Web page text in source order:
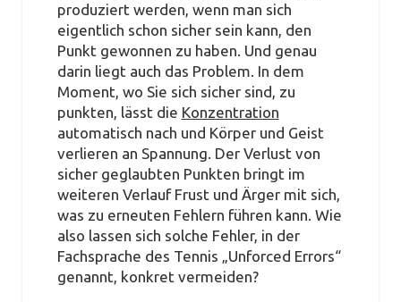
produziert werden, wenn man sich
eigentlich schon sicher sein kann, den
Punkt gewonnen zu haben. Und genau
darin liegt auch das Problem. In dem
Moment, wo Sie sich sicher sind, zu
punkten, lässt die Konzentration
automatisch nach und Körper und Geist
verlieren an Spannung. Der Verlust von
sicher geglaubten Punkten bringt im
weiteren Verlauf Frust und Ärger mit sich,
was zu erneuten Fehlern führen kann. Wie
also lassen sich solche Fehler, in der
Fachsprache des Tennis „Unforced Errors“
genannt, konkret vermeiden?